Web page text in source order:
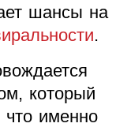
шансы на
.
который
что именно